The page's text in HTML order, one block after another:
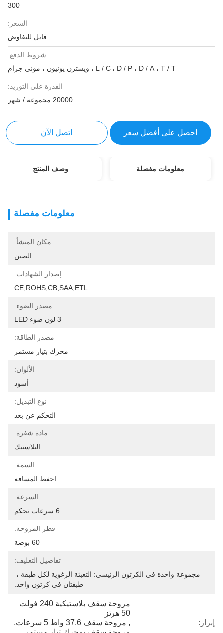
300
السعر:
قابل للتفاوض
شروط الدفع:
L / C ، D / P ، D / A ، T / T ، ويسترن يونيون ، موني جرام
القدرة على التوريد:
20000 مجموعة / شهر
احصل على أفضل سعر اتصل الآن
معلومات مفصلة وصف المنتج
معلومات مفصلة
مكان المنشأ:
الصين
إصدار الشهادات:
CE,ROHS,CB,SAA,ETL
مصدر الضوء:
مصدر الطاقة:
محرك بتيار مستمر
الألوان:
أسود
نوع التبديل:
التحكم عن بعد
مادة شفرة:
البلاستيك
السمة:
احفظ المسافه
السرعة:
قطر المروحة:
60 بوصة
تفاصيل التغليف:
مجموعة واحدة في الكرتون الرئيسي: التعبئة الرغوية لكل طبقة ،
طبقتان في كرتون واحد.
إبراز:
مروحة سقف بلاستيكية 240 فولت
50 هرتز
, مروحة سقف 37.6 واط 5 سرعات
,